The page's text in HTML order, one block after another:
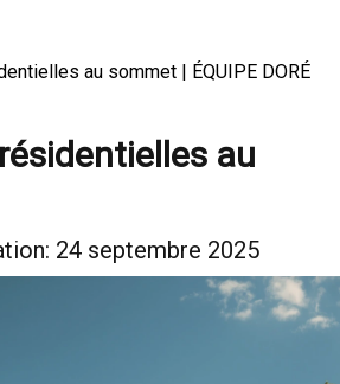
au sommet | ÉQUIPE DORÉ
au
24 septembre 2025